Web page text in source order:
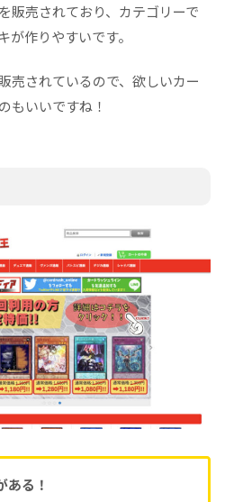
販売されており、カテゴリーで
が作りやすいです。
売されているので、欲しいカー
もいいですね！
ある！